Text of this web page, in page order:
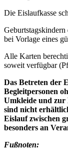
Die Eislaufkasse
bei Vorlage eines
Alle Karten
soweit verfügbar
Das Betreten der
Begleitpersonen
Umkleide und zur
sind nicht
Eislauf zwischen
besonders an
Fußnoten: